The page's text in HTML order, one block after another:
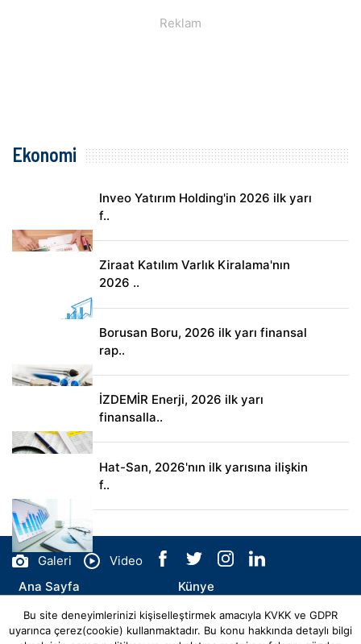
Ekonomi
Inveo Yatırım Holding'in 2026 ilk yarı
f..
Ziraat Katılım Varlık Kiralama'nın
2026 ..
Borusan Boru, 2026 ilk yarı finansal
rap..
İZDEMİR Enerji, 2026 ilk yarı
finansalla..
Hat-San, 2026'nın ilk yarısına ilişkin
f..
Galeri
Video
Ana Sayfa
Künye
İletişim
Bu site deneyimlerinizi kişiselleştirmek amacıyla KVKK ve GDPR
uyarınca çerez(cookie) kullanmaktadır. Bu konu hakkında detaylı bilgi